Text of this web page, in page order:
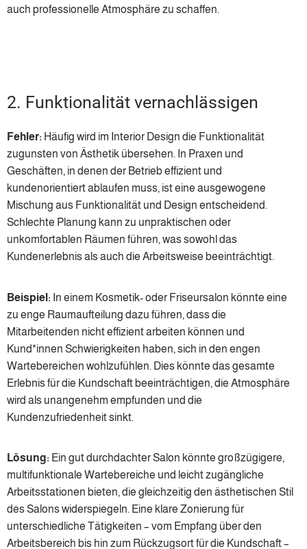
auch professionelle Atmosphäre zu schaffen.
2. Funktionalität vernachlässigen
Fehler: Häufig wird im Interior Design die Funktionalität
zugunsten von Ästhetik übersehen. In Praxen und
Geschäften, in denen der Betrieb effizient und
kundenorientiert ablaufen muss, ist eine ausgewogene
Mischung aus Funktionalität und Design entscheidend.
Schlechte Planung kann zu unpraktischen oder
unkomfortablen Räumen führen, was sowohl das
Kundenerlebnis als auch die Arbeitsweise beeinträchtigt.
Beispiel: In einem Kosmetik- oder Friseursalon könnte eine
zu enge Raumaufteilung dazu führen, dass die
Mitarbeitenden nicht effizient arbeiten können und
Kund*innen Schwierigkeiten haben, sich in den engen
Wartebereichen wohlzufühlen. Dies könnte das gesamte
Erlebnis für die Kundschaft beeinträchtigen, die Atmosphäre
wird als unangenehm empfunden und die
Kundenzufriedenheit sinkt.
Lösung: Ein gut durchdachter Salon könnte großzügigere,
multifunktionale Wartebereiche und leicht zugängliche
Arbeitsstationen bieten, die gleichzeitig den ästhetischen Stil
des Salons widerspiegeln. Eine klare Zonierung für
unterschiedliche Tätigkeiten – vom Empfang über den
Arbeitsbereich bis hin zum Rückzugsort für die Kundschaft –